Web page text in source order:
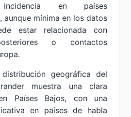
en países
aunque mínima en los datos
estar relacionada con
o contactos
geográfica del
muestra una clara
Países Bajos, con una
en países de habla